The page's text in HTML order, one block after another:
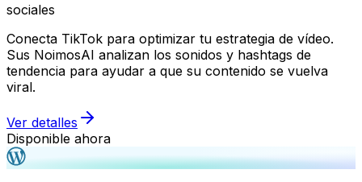
sociales
Conecta TikTok para optimizar tu estrategia de vídeo.
Sus NoimosAI analizan los sonidos y hashtags de
tendencia para ayudar a que su contenido se vuelva
viral.
Ver detalles
Disponible ahora